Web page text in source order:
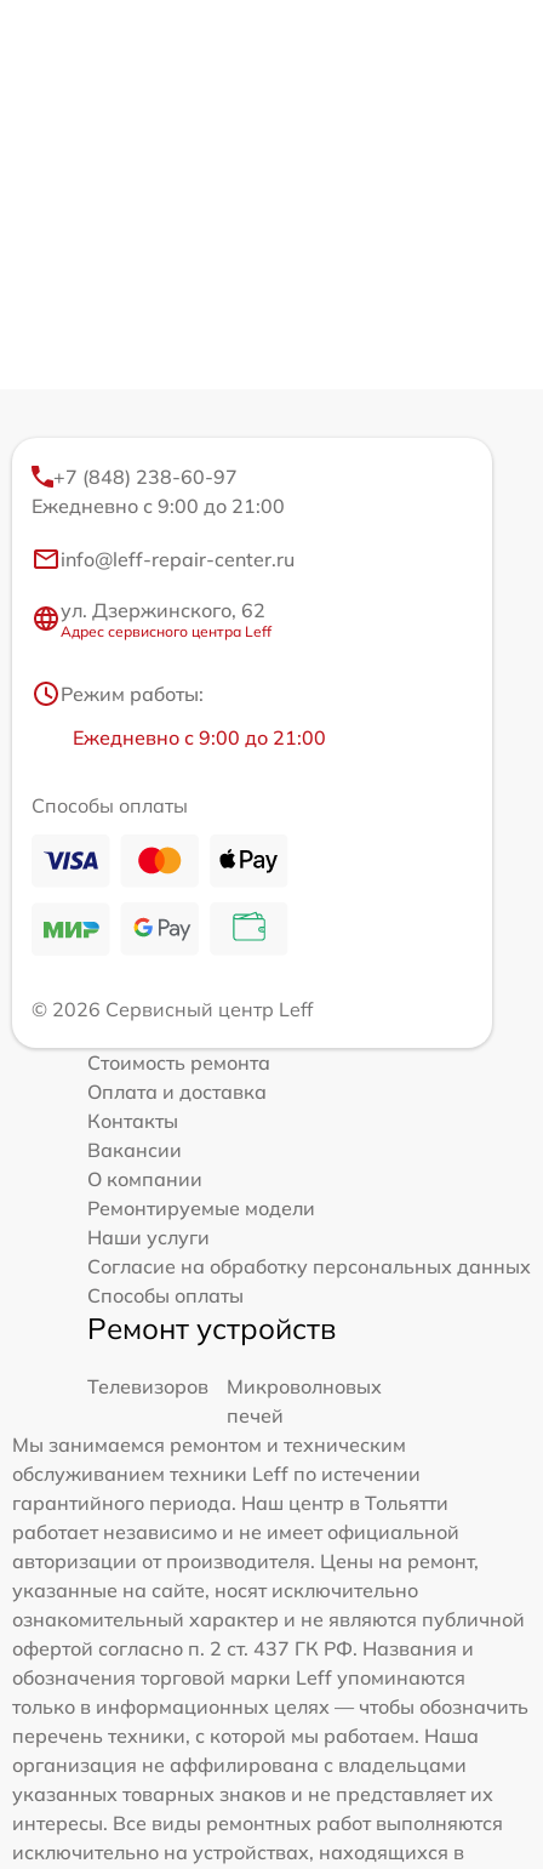
+7 (848) 238-60-97
Ежедневно с 9:00 до 21:00
info@leff-repair-center.ru
ул. Дзержинского, 62
Адрес сервисного центра Leff
Режим работы:
Ежедневно с 9:00 до 21:00
Способы оплаты
© 2026 Сервисный центр Leff
Стоимость ремонта
Оплата и доставка
Контакты
Вакансии
О компании
Ремонтируемые модели
Наши услуги
Согласие на обработку персональных данных
Способы оплаты
Ремонт устройств
Телевизоров
Микроволновых
печей
Мы занимаемся ремонтом и техническим
обслуживанием техники Leff по истечении
гарантийного периода. Наш центр в Тольятти
работает независимо и не имеет официальной
авторизации от производителя. Цены на ремонт,
указанные на сайте, носят исключительно
ознакомительный характер и не являются публичной
офертой согласно п. 2 ст. 437 ГК РФ. Названия и
обозначения торговой марки Leff упоминаются
только в информационных целях — чтобы обозначить
перечень техники, с которой мы работаем. Наша
организация не аффилирована с владельцами
указанных товарных знаков и не представляет их
интересы. Все виды ремонтных работ выполняются
исключительно на устройствах, находящихся в